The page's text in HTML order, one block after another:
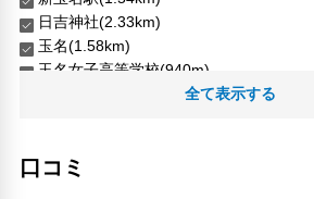
日吉神社(2.33km)
玉名(1.58km)
玉名女子高等学校(940m)
玉名市天望館(1.41km)
羽根木八幡宮(750m)
全て表示する
口コミ